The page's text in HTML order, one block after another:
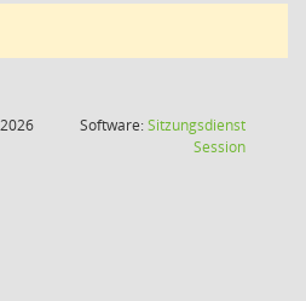
Software:Sitzungsdienst
Session(Wird in